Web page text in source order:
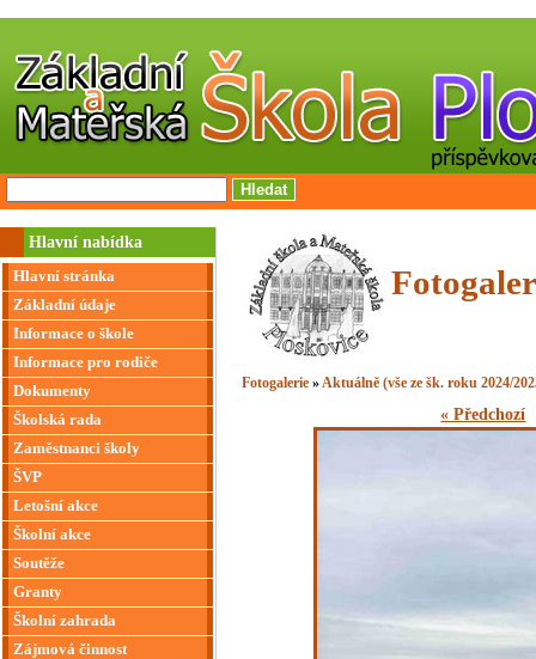
Hlavní nabídka
Hlavní stránka
Základní údaje
Informace o škole
Informace pro rodiče
Dokumenty
Školská rada
Zaměstnanci školy
ŠVP
Letošní akce
Školní akce
Soutěže
Granty
Školní zahrada
Zájmová činnost
Fotogalerie »Aktuálně (vše ze šk. roku 2024/
« Předchozí